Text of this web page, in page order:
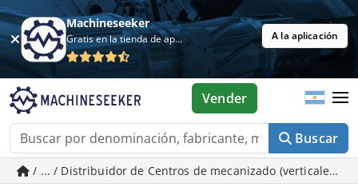
Machineseeker
Gratis en la tienda de aplicaciones A la aplicación
Buscar
Vender
/ ... / Distribuidor de Centros de mecanizado (verticales) -